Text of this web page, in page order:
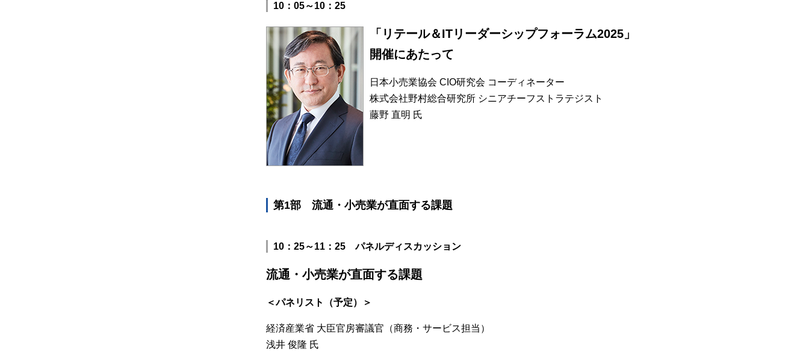
10：05～10：25
「リテール＆ITリーダーシップフォーラム2025」
開催にあたって
日本小売業協会 CIO研究会 コーディネーター
株式会社野村総合研究所 シニアチーフストラテジスト
藤野 直明 氏
第1部 流通・小売業が直面する課題
10：25～11：25 パネルディスカッション
流通・小売業が直面する課題
＜パネリスト（予定）＞
経済産業省 大臣官房審議官（商務・サービス担当）
浅井 俊隆 氏